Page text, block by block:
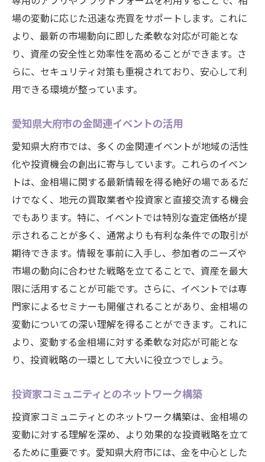
場の変動に応じた迅速な売買をサポートします。これに
より、最新の市場動向に即した柔軟な対応が可能とな
り、資産の安全性と効率性を高めることができます。さ
らに、セキュリティ対策も重視されており、安心して利
用できる環境が整っています。
愛知県大府市の金関連イベントの活用
愛知県大府市では、多くの金関連イベントが地域の活性
化や投資機会の創出に寄与しています。これらのイベン
トは、金相場に関する最新情報を得る絶好の場であるだ
けでなく、地元の買取業者や投資家と直接交流する機会
でもあります。特に、イベントでは特別な査定価格が提
示されることが多く、通常よりも有利な条件での取引が
期待できます。情報を事前に入手し、参加者のニーズや
市場の動向に合わせた戦略を立てることで、資産を最大
限に活用することが可能です。さらに、イベントでは専
門家によるセミナーも開催されることがあり、金相場の
変動についての深い理解を得ることができます。これに
より、変動する金相場に対する柔軟な対応が可能とな
り、投資戦略の一環として大いに役立つでしょう。
投資家コミュニティとのネットワーク構築
投資家コミュニティとのネットワーク構築は、金相場の
変動に対する理解を深め、より効果的な投資戦略を立て
るために重要です。愛知県大府市には、金を中心とした